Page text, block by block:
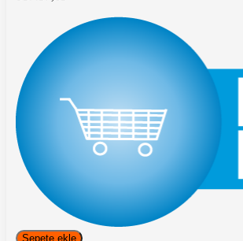
Sepete ekle